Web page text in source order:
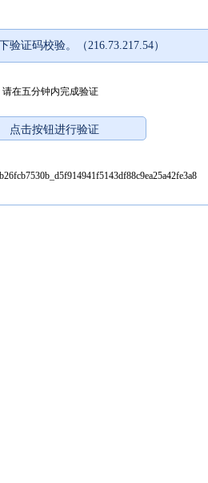
证码校验。（216.73.217.54）
请在五分钟内完成验证